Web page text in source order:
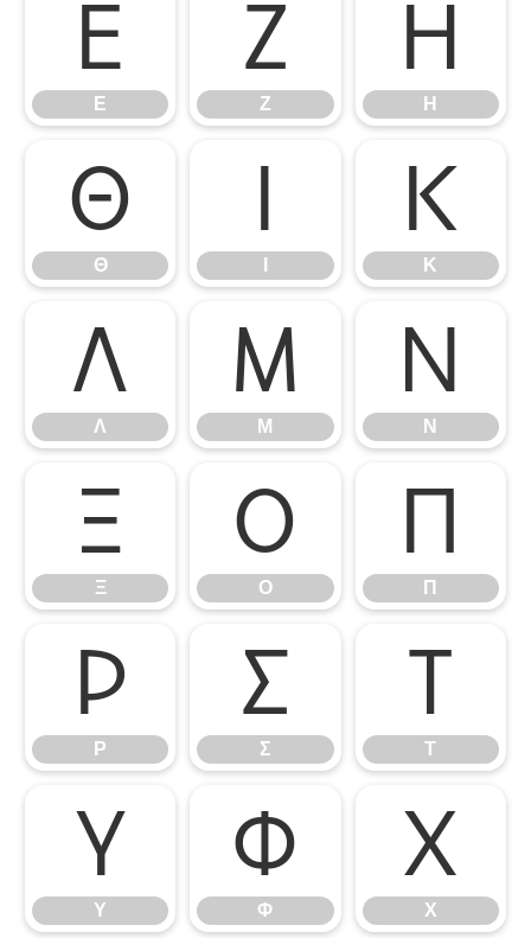
Ε
Ε
Ζ
Ζ
Η
Η
Θ
Θ
Ι Κ
Κ
Λ
Λ
Μ
Μ
Ν
Ν
Ξ
Ξ
Ο
Ο
Π
Π
Ρ
Ρ
Σ
Σ
Τ
Τ
Υ
Υ
Φ
Φ
Χ
Χ